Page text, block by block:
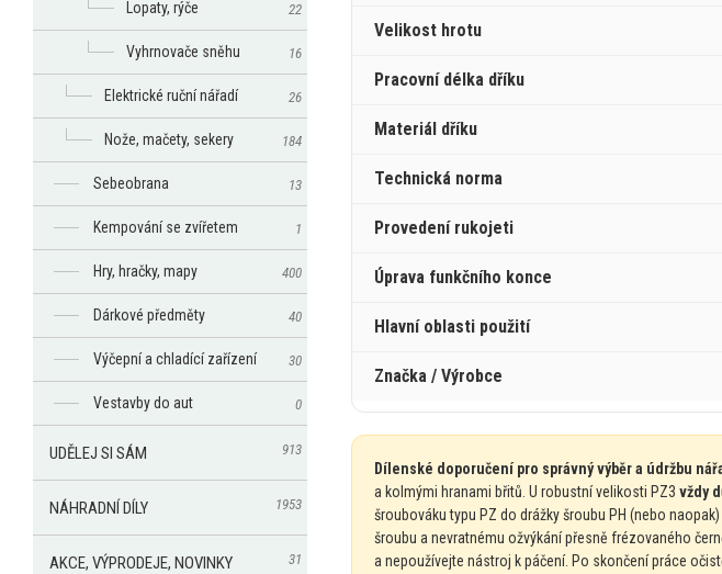
Velikost hrotu
Pracovní délka dříku
Materiál dříku
Technická norma
Provedení rukojeti
Úprava funkčního konce
Hlavní oblasti použití
Značka / Výrobce
Dílenské doporučení pro správný výběra údržbu
a kolmými hranami břitů. U robustní velikosti PZ3 vždy
šroubováku typu PZ do drážky šroubu PH (nebo
šroubu a nevratnému ožvýkání přesně frézovaného
a nepoužívejte nástroj kpáčení. Po skončení práce
Lopaty, rýče 22
Vyhrnovače sněhu 16
Elektrické ruční nářadí 26
Nože, mačety, sekery 184
Sebeobrana 13
Kempování se zvířetem 1
Hry, hračky, mapy 400
Dárkové předměty 40
Výčepní a chladící zařízení 30
Vestavby do aut 0
UDĚLEJ SI SÁM 913
NÁHRADNÍ DÍLY 1953
AKCE, VÝPRODEJE, NOVINKY 31